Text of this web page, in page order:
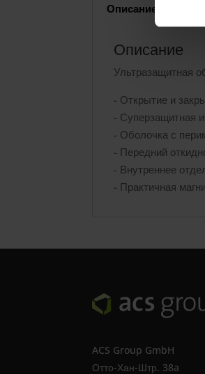
Описание
Описание
Ультразащитная
- Открытие и
- Суперзащитная
- Оболочка с
- Передний
- Внутреннее
- Практичная
ACS Group GmbH
Отто-Хан-Штр. 38a